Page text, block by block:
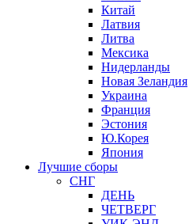
Китай
Латвия
Литва
Мексика
Нидерланды
Новая Зеландия
Украина
Франция
Эстония
Ю.Корея
Япония
Лучшие сборы
СНГ
ДЕНЬ
ЧЕТВЕРГ